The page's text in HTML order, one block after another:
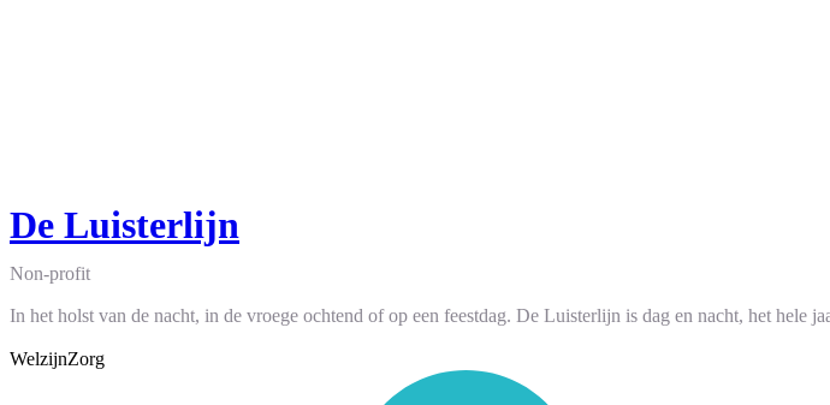
De Luisterlijn
Non-profit
In het holst van de nacht, in de vroege ochtend of op een feestdag. De Luisterlijn is dag en nacht, het hele
WelzijnZorg